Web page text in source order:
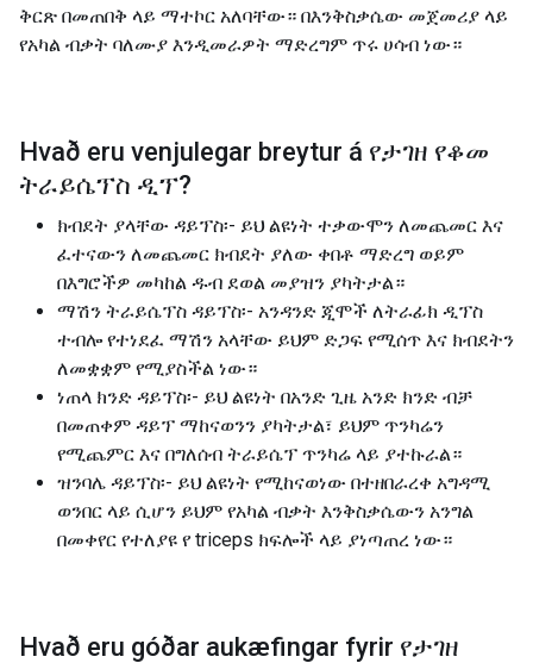
ቅርጽ በመጠበቅ ላይ ማተኮር አለባቸው። በእንቅስቃሴው መጀመሪያ ላይ
የአካል ብቃት ባለሙያ እንዲመራዎት ማድረግም ጥሩ ሀሳብ ነው።
Hvað eru venjulegar breytur á የታገዘ የቆመ
ትራይሴፕስ ዲፕ?
ክብደት ያላቸው ዳይፕስ፡- ይህ ልዩነት ተቃውሞን ለመጨመር እና
ፈተናውን ለመጨመር ክብደት ያለው ቀበቶ ማድረግ ወይም
በእግሮችዎ መካከል ዱብ ደወል መያዝን ያካትታል።
ማሽን ትራይሴፕስ ዳይፕስ፡- አንዳንድ ጂሞች ለትራፊክ ዲፕስ
ተብሎ የተነደፈ ማሽን አላቸው ይህም ድጋፍ የሚሰጥ እና ክብደትን
ለመቋቋም የሚያስችል ነው።
ነጠላ ክንድ ዳይፕስ፡- ይህ ልዩነት በአንድ ጊዜ አንድ ክንድ ብቻ
በመጠቀም ዳይፕ ማከናወንን ያካትታል፣ ይህም ጥንካሬን
የሚጨምር እና በግለሰብ ትራይሴፕ ጥንካሬ ላይ ያተኩራል።
ዝንባሌ ዳይፕስ፡- ይህ ልዩነት የሚከናወነው በተዘበራረቀ አግዳሚ
ወንበር ላይ ሲሆን ይህም የአካል ብቃት እንቅስቃሴውን አንግል
በመቀየር የተለያዩ የ triceps ክፍሎች ላይ ያነጣጠረ ነው።
Hvað eru góðar aukæfingar fyrir የታገዘ